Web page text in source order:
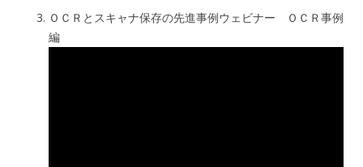
ＯＣＲとスキャナ保存の先進事例ウェビナー ＯＣＲ事例
編